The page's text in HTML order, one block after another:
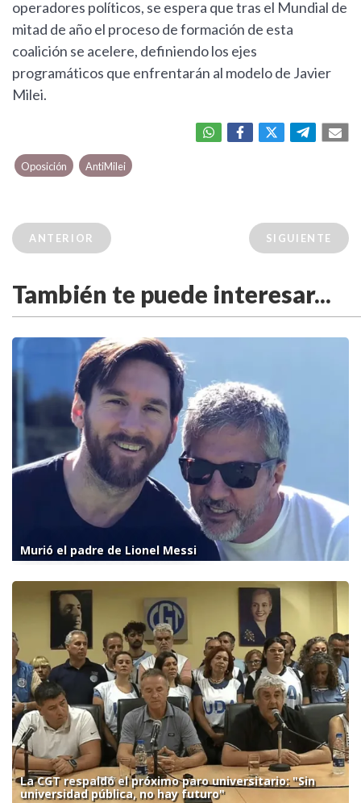
operadores políticos, se espera que tras el Mundial de
mitad de año el proceso de formación de esta
coalición se acelere, definiendo los ejes
programáticos que enfrentarán al modelo de Javier
Milei.
Oposición AntiMilei
ANTERIOR SIGUIENTE
También te puede interesar...
Murió el padre de Lionel Messi
La CGT respaldó el próximo paro universitario: "Sin
universidad pública, no hay futuro"